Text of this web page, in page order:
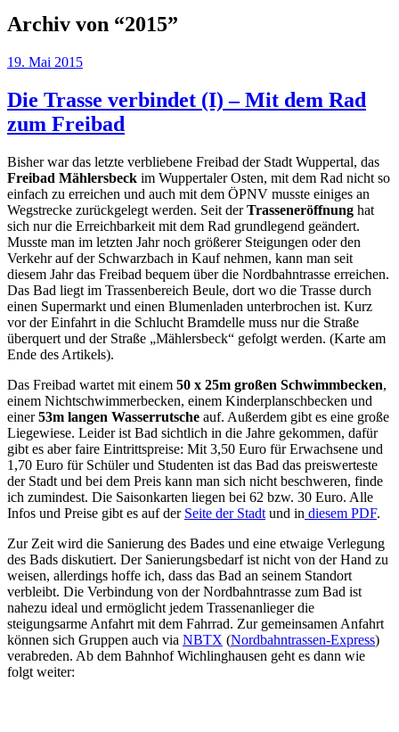
Archiv von “2015”
19. Mai 2015
Die Trasse verbindet (I) – Mit dem Rad
zum Freibad
Bisher war das letzte verbliebene Freibad der Stadt Wuppertal, das
Freibad Mählersbeck im Wuppertaler Osten, mit dem Rad nicht so
einfach zu erreichen und auch mit dem ÖPNV musste einiges an
Wegstrecke zurückgelegt werden. Seit derTrasseneröffnung hat
sich nur die Erreichbarkeit mit dem Rad grundlegend geändert.
Musste man im letzten Jahr noch größerer Steigungen oder den
Verkehr auf der Schwarzbach in Kauf nehmen, kann man seit
diesem Jahr das Freibad bequem über die Nordbahntrasse erreichen.
Das Bad liegt im Trassenbereich Beule, dort wo die Trasse durch
einen Supermarkt und einen Blumenladen unterbrochen ist. Kurz
vor der Einfahrt in die Schlucht Bramdelle muss nur die Straße
überquert und der Straße „Mählersbeck“ gefolgt werden. (Karte am
Ende des Artikels).
Das Freibad wartet mit einem 50 x 25m großen Schwimmbecken,
einem Nichtschwimmerbecken, einem Kinderplanschbecken und
einer53m langen Wasserrutsche auf. Außerdem gibt es eine große
Liegewiese. Leider ist Bad sichtlich in die Jahre gekommen, dafür
gibt es aber faire Eintrittspreise: Mit 3,50 Euro für Erwachsene und
1,70 Euro für Schüler und Studenten ist das Bad das preiswerteste
der Stadt und bei dem Preis kann man sich nicht beschweren, finde
ich zumindest. Die Saisonkarten liegen bei 62 bzw. 30 Euro. Alle
Infos und Preise gibt es auf der Seite der Stadt und in diesem PDF.
Zur Zeit wird die Sanierung des Bades und eine etwaige Verlegung
des Bads diskutiert. Der Sanierungsbedarf ist nicht von der Hand zu
weisen, allerdings hoffe ich, dass das Bad an seinem Standort
verbleibt. Die Verbindung von der Nordbahntrasse zum Bad ist
nahezu ideal und ermöglicht jedem Trassenanlieger die
steigungsarme Anfahrt mit dem Fahrrad. Zur gemeinsamen Anfahrt
können sich Gruppen auch via NBTX (Nordbahntrassen-Express)
verabreden. Ab dem Bahnhof Wichlinghausen geht es dann wie
folgt weiter: